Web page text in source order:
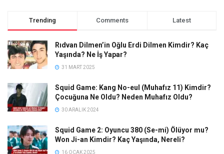
Trending Comments Latest
Rıdvan Dilmen’in Oğlu Erdi Dilmen Kimdir? Kaç
Yaşında? Ne İş Yapar?
31 MART 2025
Squid Game: Kang No-eul (Muhafız 11) Kimdir?
Çocuğuna Ne Oldu? Neden Muhafız Oldu?
30 ARALIK 2024
Squid Game 2: Oyuncu 380 (Se-mi) Ölüyor mu?
Won Ji-an Kimdir? Kaç Yaşında, Nereli?
16 OCAK 2025